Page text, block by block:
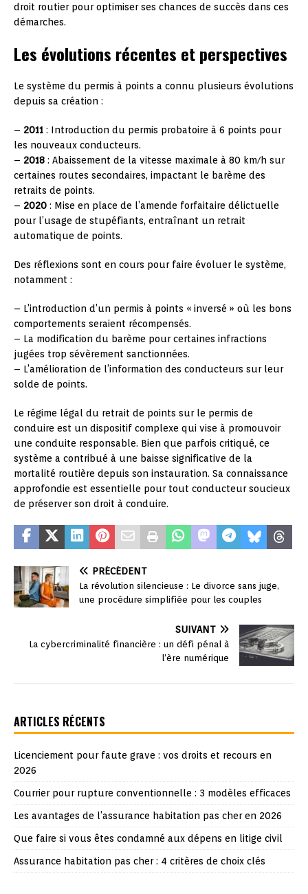
droit routier pour optimiser ses chances de succès dans ces
démarches.
Les évolutions récentes et perspectives
Le système du permis à points a connu plusieurs évolutions
depuis sa création :
– 2011 : Introduction du permis probatoire à 6 points pour
les nouveaux conducteurs.
– 2018 : Abaissement de la vitesse maximale à 80 km/h sur
certaines routes secondaires, impactant le barème des
retraits de points.
– 2020 : Mise en place de l’amende forfaitaire délictuelle
pour l’usage de stupéfiants, entraînant un retrait
automatique de points.
Des réflexions sont en cours pour faire évoluer le système,
notamment :
– L’introduction d’un permis à points « inversé » où les bons
comportements seraient récompensés.
– La modification du barème pour certaines infractions
jugées trop sévèrement sanctionnées.
– L’amélioration de l’information des conducteurs sur leur
solde de points.
Le régime légal du retrait de points sur le permis de
conduire est un dispositif complexe qui vise à promouvoir
une conduite responsable. Bien que parfois critiqué, ce
système a contribué à une baisse significative de la
mortalité routière depuis son instauration. Sa connaissance
approfondie est essentielle pour tout conducteur soucieux
de préserver son droit à conduire.
PRÉCÉDENT
La révolution silencieuse : Le divorce sans juge,
une procédure simplifiée pour les couples
SUIVANT
La cybercriminalité financière : un défi pénal à
l’ère numérique
ARTICLES RÉCENTS
Licenciement pour faute grave : vos droits et recours en
2026
Courrier pour rupture conventionnelle : 3 modèles efficaces
Les avantages de l’assurance habitation pas cher en 2026
Que faire si vous êtes condamné aux dépens en litige civil
Assurance habitation pas cher : 4 critères de choix clés